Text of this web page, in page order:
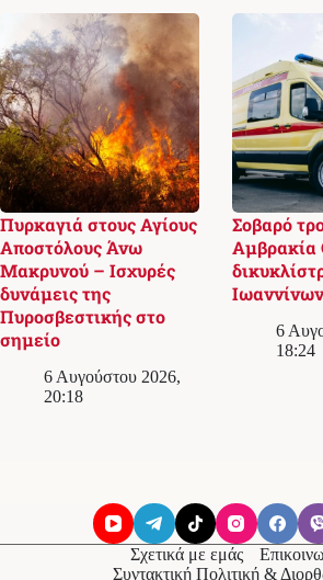
Πυρκαγιά στους Αγίους
Αποστόλους Άνω
Μακρυνού – Ισχυρές
δυνάμεις της
Πυροσβεστικής στο
σημείο
6 Αυγούστου 2026,
20:18
Σοβαρό
Αμβρακία
6
18:24
Σχετικά με εμάς
Συντακτική Πολιτική &